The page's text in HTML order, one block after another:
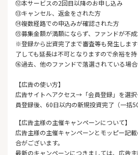
⑫本サービスの2回目以降のお申し込み
⑬キャンセル、返金をされた方
⑭複数経路での申込みが確認された方
⑮募集金額が満額にならず、ファンドが不
※登録から出資完了まで審査等も発生しま
了しても延長は不可となりますので余裕を
⑯過去、他のファンドで落選されている場合
【広告の使い方】
広告サイトへアクセス→「会員登録」を選
員登録後、60日以内の新規投資完了（一括
【広告主様の主催キャンペーンについて】
広告主様の主催キャンペーンとモッピー記
合がございます。
最新のキャンペーンにつきましては、広告